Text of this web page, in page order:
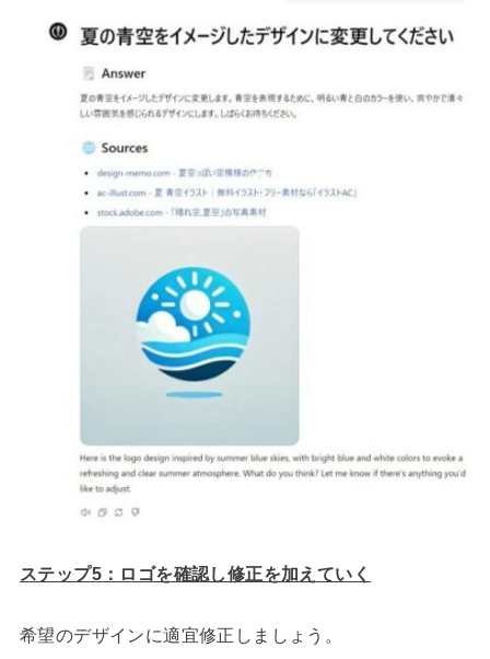
ステップ5：ロゴを確認し修正を加えていく
希望のデザインに適宜修正しましょう。